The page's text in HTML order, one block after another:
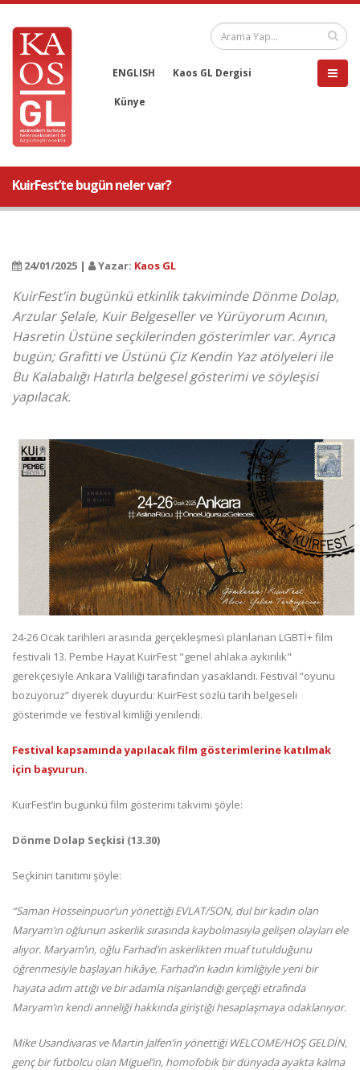
ENGLISH Kaos GL Dergisi
Künye
KuirFest’te bugün neler var?
24/01/2025 | Yazar: Kaos GL
KuirFest’in bugünkü etkinlik takviminde Dönme Dolap,
Arzular Şelale, Kuir Belgeseller ve Yürüyorum Acının,
Hasretin Üstüne seçkilerinden gösterimler var. Ayrıca
bugün; Grafitti ve Üstünü Çiz Kendin Yaz atölyeleri ile
Bu Kalabalığı Hatırla belgesel gösterimi ve söyleşisi
yapılacak.
24-26 Ocak tarihleri arasında gerçekleşmesi planlanan LGBTİ+ film
festivali 13. Pembe Hayat KuirFest "genel ahlaka aykırılık"
gerekçesiyle Ankara Valiliği tarafından yasaklandı. Festival “oyunu
bozuyoruz” diyerek duyurdu: KuirFest sözlü tarih belgeseli
gösterimde ve festival kimliği yenilendi.
Festival kapsamında yapılacak film gösterimlerine katılmak
için başvurun.
KuirFest’in bugünkü film gösterimi takvimi şöyle:
Dönme Dolap Seçkisi (13.30)
Seçkinin tanıtımı şöyle:
“Saman Hosseinpuor’un yönettiği EVLAT/SON, dul bir kadın olan
Maryam’ın oğlunun askerlik sırasında kaybolmasıyla gelişen olayları ele
alıyor. Maryam’ın, oğlu Farhad’ın askerlikten muaf tutulduğunu
öğrenmesiyle başlayan hikâye, Farhad’ın kadın kimliğiyle yeni bir
hayata adım attığı ve bir adamla nişanlandığı gerçeği etrafında
Maryam’ın kendi anneliği hakkında giriştiği hesaplaşmaya odaklanıyor.
Mike Usandivaras ve Martin Jalfen’in yönettiği WELCOME/HOŞ GELDİN,
genç bir futbolcu olan Miguel’in, homofobik bir dünyada ayakta kalma